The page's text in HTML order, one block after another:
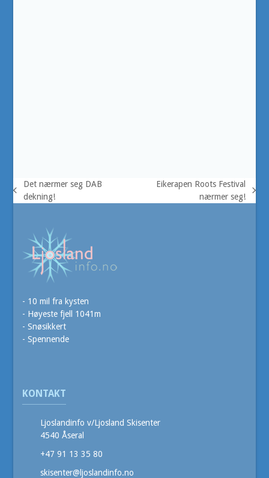
previous
Det nærmer seg DAB
dekning!
Eikerapen Roots Festival
nærmer seg!
- 10 mil fra kysten
- Høyeste fjell 1041m
- Snøsikkert
- Spennende
KONTAKT
Ljoslandinfo v/Ljosland Skisenter
4540 Åseral
+47 91 13 35 80
skisenter@ljoslandinfo.no